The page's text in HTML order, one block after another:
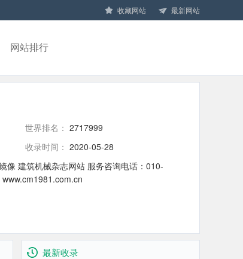
收藏网站 最新网站
网站排行
世界排名： 2717999
收录时间： 2020-05-28
像 建筑机械杂志网站 服务咨询电话：010-
最新收录